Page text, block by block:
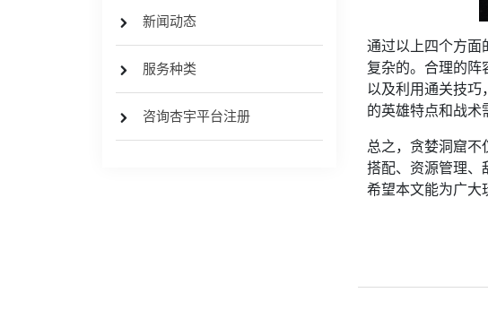
新闻动态
服务种类
咨询杏宇平台注册
通过以上四个方面
复杂的。合理的阵
以及利用通关技
的英雄特点和战术
总之，贪婪洞窟
搭配、资源管理、
希望本文能为广大